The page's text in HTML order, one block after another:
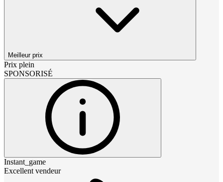
Meilleur prix
Prix plein
SPONSORISÉ
Instant_game
Excellent vendeur